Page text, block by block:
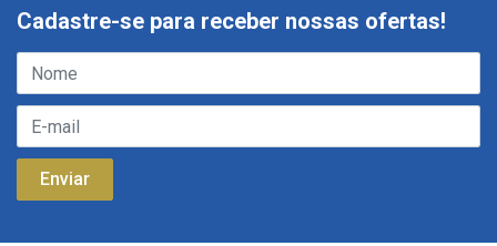
Cadastre-se para receber nossas ofertas!